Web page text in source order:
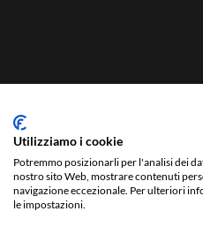
Utilizziamo i cookie
Potremmo posizionarli per l'analisi dei
nostro sito Web, mostrare contenuti
navigazione eccezionale. Per ulteriori
le impostazioni.